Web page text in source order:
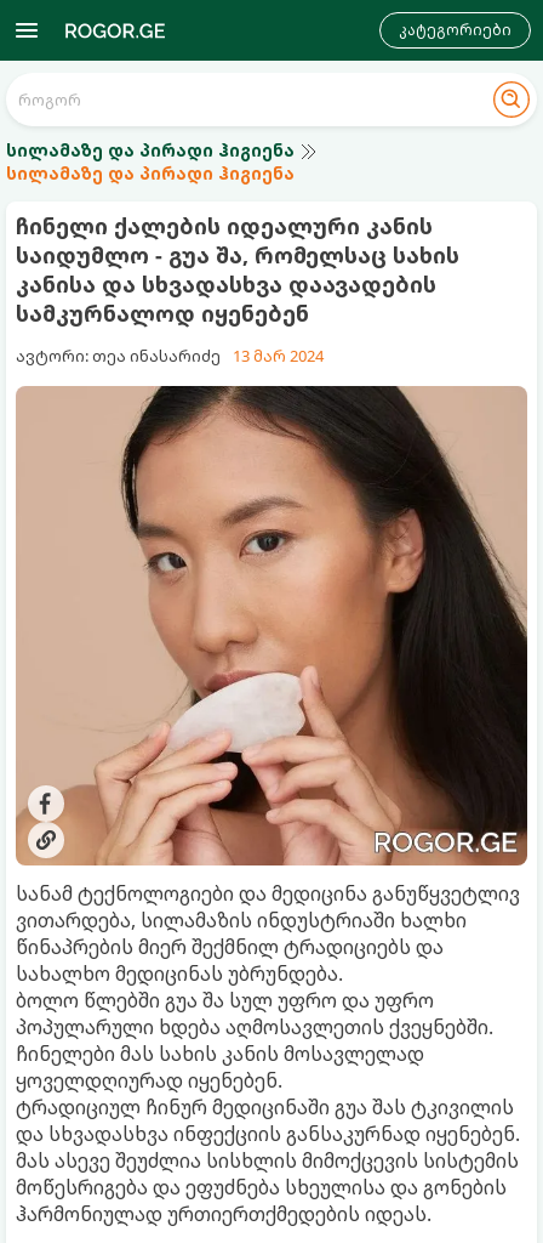
კატეგორიები
სილამაზე და პირადი ჰიგიენა
სილამაზე და პირადი ჰიგიენა
ჩინელი ქალების იდეალური კანის
საიდუმლო - გუა შა, რომელსაც სახის
კანისა და სხვადასხვა დაავადების
სამკურნალოდ იყენებენ
ავტორი: თეა ინასარიძე 13 მარ 2024
სანამ ტექნოლოგიები და მედიცინა განუწყვეტლივ
ვითარდება, სილამაზის ინდუსტრიაში ხალხი
წინაპრების მიერ შექმნილ ტრადიციებს და
სახალხო მედიცინას უბრუნდება.
ბოლო წლებში გუა შა სულ უფრო და უფრო
პოპულარული ხდება აღმოსავლეთის ქვეყნებში.
ჩინელები მას სახის კანის მოსავლელად
ყოველდღიურად იყენებენ.
ტრადიციულ ჩინურ მედიცინაში გუა შას ტკივილის
და სხვადასხვა ინფექციის განსაკურნად იყენებენ.
მას ასევე შეუძლია სისხლის მიმოქცევის სისტემის
მოწესრიგება და ეფუძნება სხეულისა და გონების
ჰარმონიულად ურთიერთქმედების იდეას.